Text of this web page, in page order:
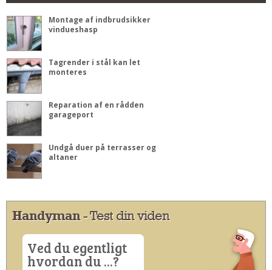
Montage af indbrudsikker
vindueshasp
Tagrender i stål kan let
monteres
Reparation af en rådden
garageport
Undgå duer på terrasser og
altaner
Handyman- Test din viden
Ved du egentligt
hvordan du ...?